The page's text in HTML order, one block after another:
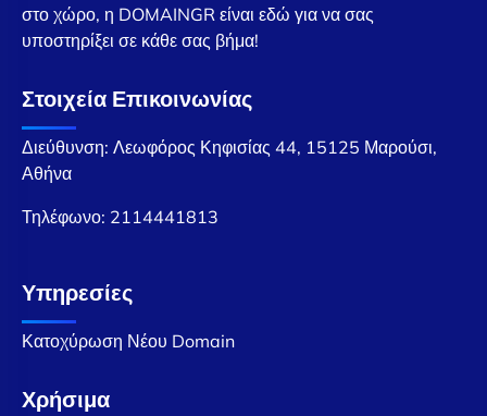
στο χώρο, η DOMAINGR είναι εδώ για να σας
υποστηρίξει σε κάθε σας βήμα!
Στοιχεία Επικοινωνίας
Διεύθυνση: Λεωφόρος Κηφισίας 44, 15125 Μαρούσι,
Αθήνα
Τηλέφωνο: 2114441813
Υπηρεσίες
Κατοχύρωση Νέου Domain
Χρήσιμα